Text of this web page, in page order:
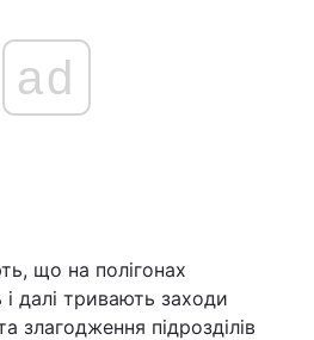
ad
що на полігонах
і далі тривають заходи
злагодження підрозділів